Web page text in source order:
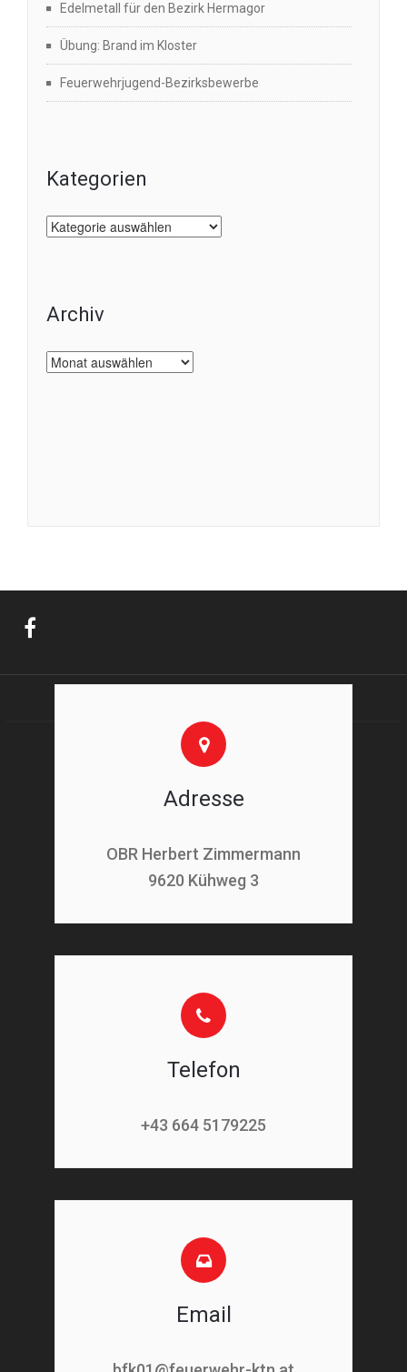
Edelmetall für den Bezirk Hermagor
Übung: Brand im Kloster
Feuerwehrjugend-Bezirksbewerbe
Kategorien
Kategorien
Archiv
Archiv
Adresse
OBR Herbert Zimmermann
9620 Kühweg 3
Telefon
+43 664 5179225
Email